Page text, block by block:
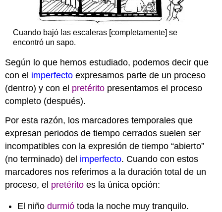
Cuando bajó las escaleras [completamente] se
encontró un sapo.
Según lo que hemos estudiado, podemos decir que
con el imperfecto expresamos parte de un proceso
(dentro) y con el pretérito presentamos el proceso
completo (después).
Por esta razón, los marcadores temporales que
expresan periodos de tiempo cerrados suelen ser
incompatibles con la expresión de tiempo “abierto”
(no terminado) del imperfecto. Cuando con estos
marcadores nos referimos a la duración total de un
proceso, el pretérito es la única opción:
El niñodurmió toda la noche muy tranquilo.